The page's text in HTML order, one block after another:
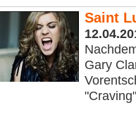
Saint
Gary